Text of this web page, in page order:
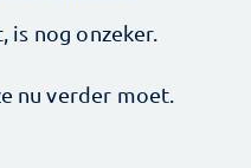
is nog onzeker.
nu verder moet.